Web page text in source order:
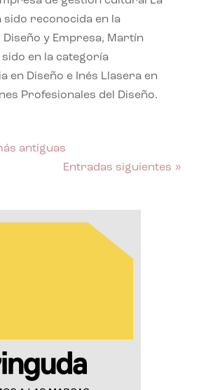
sido reconocida en la
Diseño y Empresa, Martín
sido en la categoría
en Diseño e Inés Llasera en
Profesionales del Diseño.
antiguas
Entradas siguientes »